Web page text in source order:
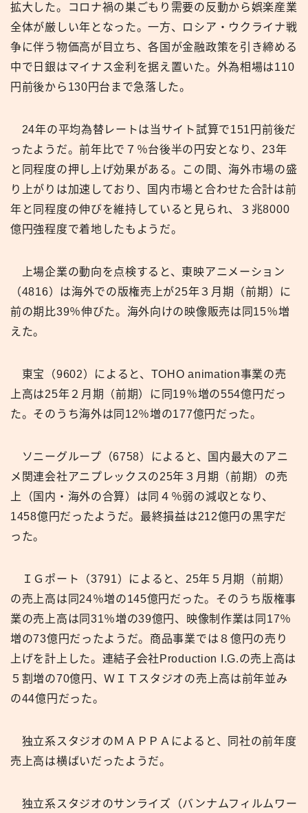
拡大した。コロナ禍の巣ごもり需要の反動から娯楽産業
全体が厳しい年となった。一方、ロシア・ウクライナ戦
争に伴う物価高が目立ち、各国が金融政策を引き締める
中で日銀はマイナス金利を据え置いた。外為相場は110
円前後から130円台まで急落した。
24年の平均為替レートは当サイト試算で151円前後だ
ったようだ。前年比で７％台後半の円安となり、23年
と同程度の押し上げ効果がある。この間、海外市場の盛
り上がりは加速しており、国内市場と合わせた合計は前
年と同程度の伸びを維持していると見られ、３兆8000
億円強程度で着地したもようだ。
上場企業の動向を点検すると、東映アニメーション
（4816）は海外での版権売上が25年３月期（前期）に
前の期比39％伸びた。海外向けの映像販売は同15％増
えた。
東宝（9602）によると、TOHO animation事業の売
上高は25年２月期（前期）に同19％増の554億円だっ
た。そのうち海外は同12％増の177億円だった。
ソニーグループ（6758）によると、国内最大のアニ
メ関連会社アニプレックスの25年３月期（前期）の売
上（国内・海外の合算）は同４％弱の減収となり、
1458億円だったようだ。最終損益は212億円の黒字だ
った。
ＩＧポート（3791）によると、25年５月期（前期）
の売上高は同24％増の145億円だった。そのうち版権事
業の売上高は同31％増の39億円、映像制作業は同17％
増の73億円だったようだ。商品事業では８億円の売り
上げを計上した。連結子会社Production I.G.の売上高は
５割増の70億円、ＷＩＴスタジオの売上高は前年並み
の44億円だった。
独立系スタジオのＭＡＰＰＡによると、同社の前年度
売上高は横ばいだったようだ。
独立系スタジオのサンライズ（バンナムフィルムワー